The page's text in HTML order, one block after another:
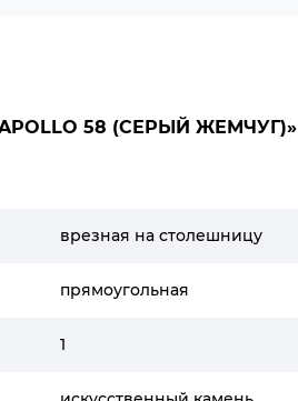
58 (СЕРЫЙ ЖЕМЧУГ)»
врезная на столешницу
прямоугольная
1